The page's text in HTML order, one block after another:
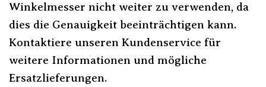
Winkelmesser nicht weiter zu verwenden, da
dies die Genauigkeit beeinträchtigen kann.
Kontaktiere unseren Kundenservice für
weitere Informationen und mögliche
Ersatzlieferungen.